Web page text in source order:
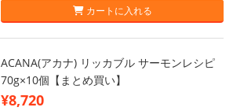
カートに入れる
ACANA(アカナ) リッカブル サーモンレシピ
70g×10個【まとめ買い】
¥8,720